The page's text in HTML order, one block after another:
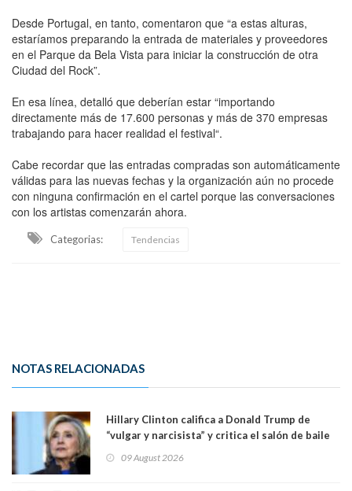
Desde Portugal, en tanto, comentaron que “a estas alturas,
estaríamos preparando la entrada de materiales y proveedores
en el Parque da Bela Vista para iniciar la construcción de otra
Ciudad del Rock”.
En esa línea, detalló que deberían estar “importando
directamente más de 17.600 personas y más de 370 empresas
trabajando para hacer realidad el festival“.
Cabe recordar que las entradas compradas son automáticamente
válidas para las nuevas fechas y la organización aún no procede
con ninguna confirmación en el cartel porque las conversaciones
con los artistas comenzarán ahora.
Categorias: Tendencias
NOTAS RELACIONADAS
Hillary Clinton califica a Donald Trump de
“vulgar y narcisista” y critica el salón de baile
casa. Y la está destruyendo”
09 August 2026